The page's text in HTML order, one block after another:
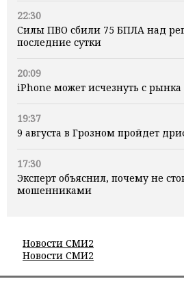
22:30
Силы ПВО сбили 75 БПЛА над
последние сутки
20:09
iPhone может исчезнуть с рынка
19:37
9 августа в Грозном пройдет
17:30
Эксперт объяснил, почему не
мошенниками
Новости СМИ2
Новости СМИ2